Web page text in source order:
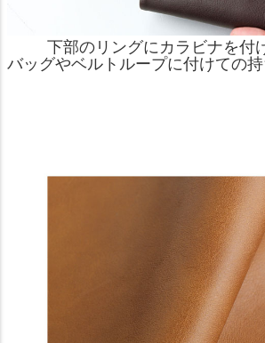
下部のリングにカラビナを付
バッグやベルトループに付けての持